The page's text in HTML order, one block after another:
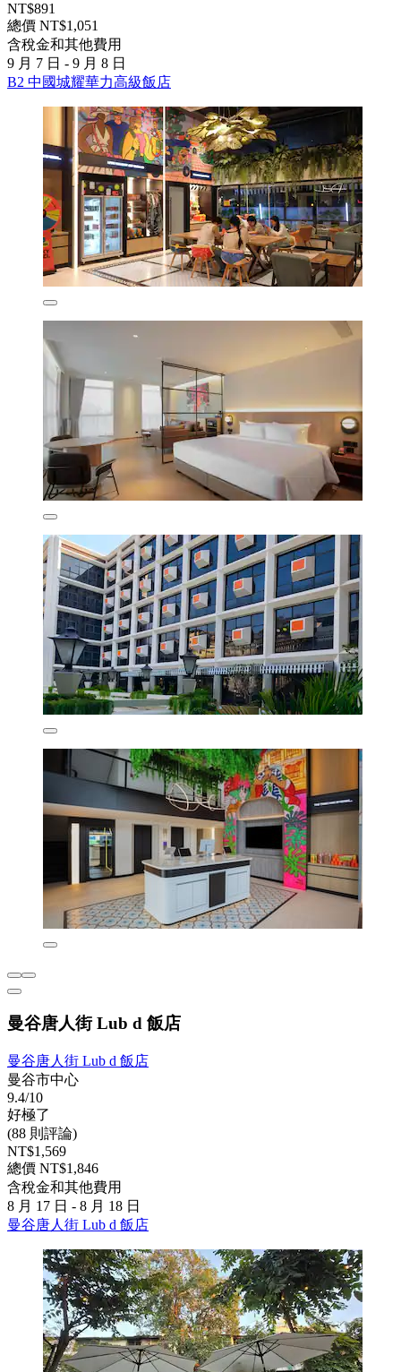
NT$891
總價 NT$1,051
含稅金和其他費用
9 月 7 日 - 9 月 8 日
B2 中國城耀華力高級飯店
曼谷唐人街 Lub d 飯店
曼谷唐人街 Lub d 飯店
曼谷市中心
9.4/10
好極了
(88 則評論)
NT$1,569
總價 NT$1,846
含稅金和其他費用
8 月 17 日 - 8 月 18 日
曼谷唐人街 Lub d 飯店